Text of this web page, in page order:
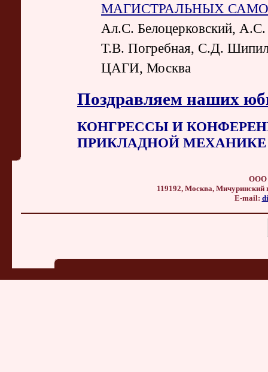
МАГИСТРАЛЬНЫХ
Ал.С. Белоцерковский, А.С.
Т.В. Погребная, С.Д.
ЦАГИ, Москва
Поздравляем наших
КОНГРЕССЫ И
ПРИКЛАДНОЙ МЕХАНИКЕ
ООО
119192, Москва, Мичуринский
E-mail: